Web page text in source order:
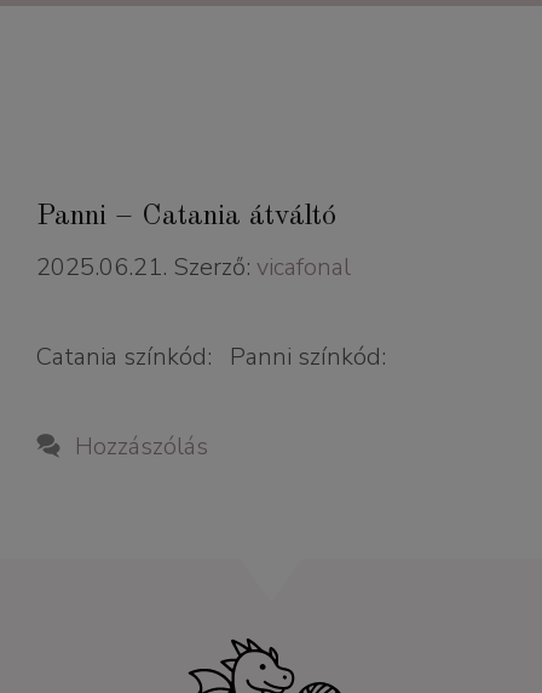
Panni – Catania átváltó
2025.06.21. Szerző: vicafonal
Catania színkód: Panni színkód:
Hozzászólás